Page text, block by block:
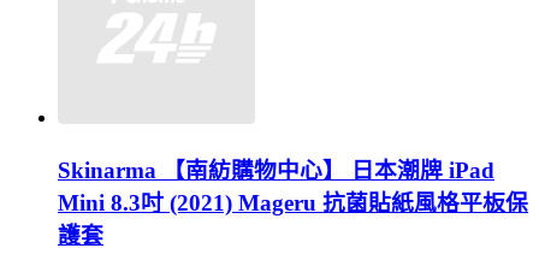
Skinarma 【南紡購物中心】 日本潮牌 iPad
Mini 8.3吋 (2021) Mageru 抗菌貼紙風格平板保
護套